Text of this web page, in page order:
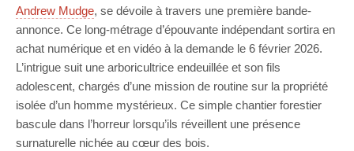
Andrew Mudge, se dévoile à travers une première bande-
annonce. Ce long-métrage d’épouvante indépendant sortira en
achat numérique et en vidéo à la demande le 6 février 2026.
L’intrigue suit une arboricultrice endeuillée et son fils
adolescent, chargés d’une mission de routine sur la propriété
isolée d’un homme mystérieux. Ce simple chantier forestier
bascule dans l’horreur lorsqu’ils réveillent une présence
surnaturelle nichée au cœur des bois.